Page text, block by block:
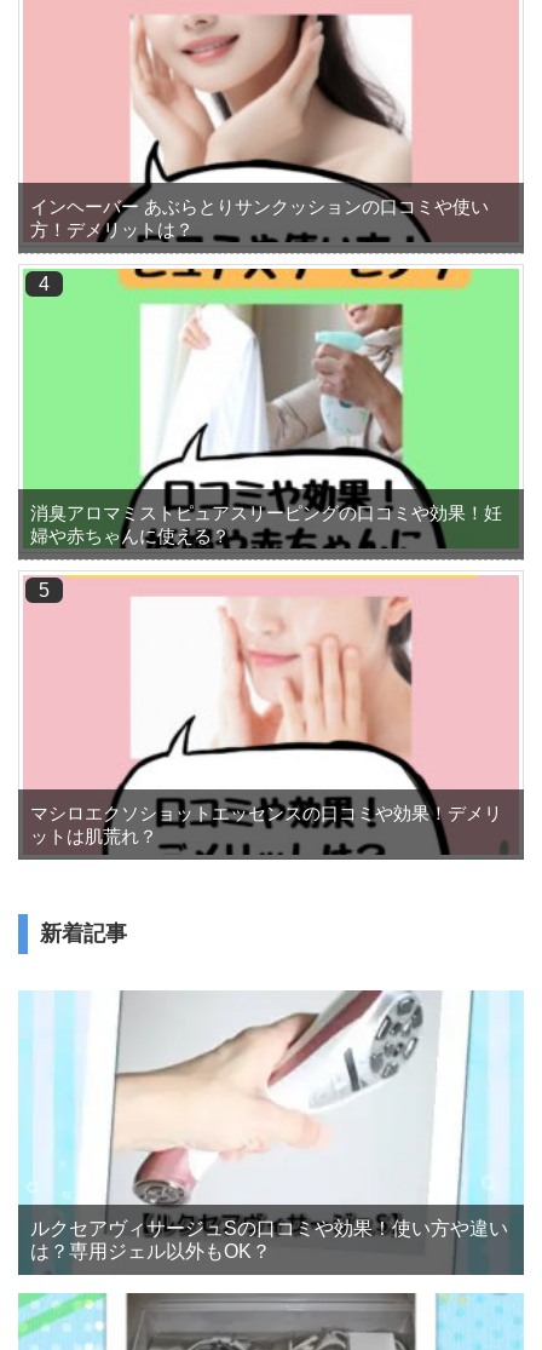
インヘーバー あぶらとりサンクッションの口コミや使い
方！デメリットは？
消臭アロマミストピュアスリーピングの口コミや効果！妊
婦や赤ちゃんに使える？
マシロエクソショットエッセンスの口コミや効果！デメリ
ットは肌荒れ？
新着記事
ルクセアヴィサージュSの口コミや効果！使い方や違い
は？専用ジェル以外もOK？